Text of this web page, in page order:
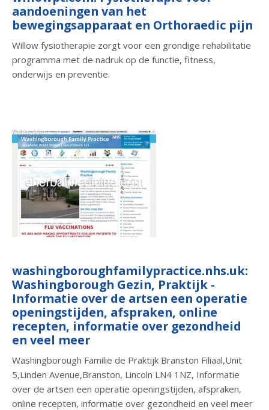
aandoeningen van het
bewegingsapparaat en Orthoraedic pijn
Willow fysiotherapie zorgt voor een grondige rehabilitatie
programma met de nadruk op de functie, fitness,
onderwijs en preventie.
washingboroughfamilypractice.nhs.uk:
Washingborough Gezin, Praktijk -
Informatie over de artsen een operatie
openingstijden, afspraken, online
recepten, informatie over gezondheid
en veel meer
Washingborough Familie de Praktijk Branston Filiaal,Unit
5,Linden Avenue,Branston, Lincoln LN4 1NZ, Informatie
over de artsen een operatie openingstijden, afspraken,
online recepten, informatie over gezondheid en veel meer